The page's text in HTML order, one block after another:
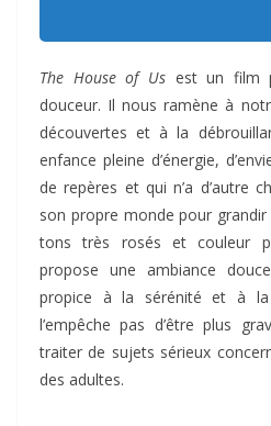
The House of Usest un film
douceur. Il nous ramène à
découvertes et à la
enfance pleine d’énergie,
de repères et qui n’a d’autre
son propre monde pour
tons très rosés et couleur
propose une ambiance
propice à la sérénité et à
l’empêche pas d’être plus
traiter de sujets sérieux
des adultes.